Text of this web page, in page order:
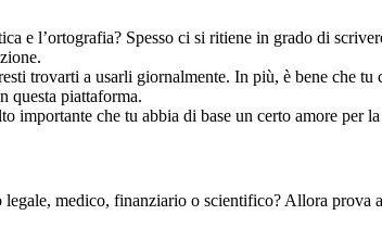
e l’ortografia? Spesso ci si ritiene in grado di
trovarti a usarli giornalmente. In più, è bene che tu
questa piattaforma.
importante che tu abbia di base un certo amore per
medico, finanziario o scientifico? Allora prova